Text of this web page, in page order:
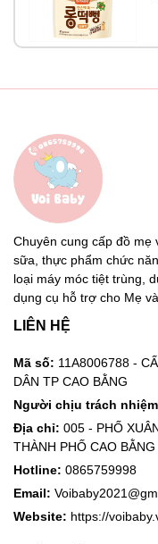
Chuyên cung cấp đồ mẹ
sữa, thực phẩm chức
loại máy móc tiệt trùng,
dụng cụ hỗ trợ cho Mẹ và
LIÊN HỆ
Mã số: 11A8006788 -
DÂN TP CAO BẰNG
Người chịu trách
Địa chỉ: 005 - PHỐ
THÀNH PHỐ CAO BẰNG
Hotline: 0865759998
Email:
Website: https://